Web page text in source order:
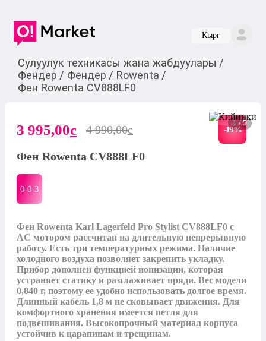
Кырг
Сулуулук техникасы жана жабдуулары /
Фендер / Фендер / Rowenta /
Фен Rowenta CV888LF0
1 / 5
3 995,00c 4 990,00c -19%
Фен Rowenta CV888LF0
0-0-3
Фен Rowenta Karl Lagerfeld Pro Stylist CV888LF0 с
AC мотором рассчитан на длительную непрерывную
работу. Есть три температурных режима. Наличие
холодного воздуха позволяет закрепить укладку.
Прибор дополнен функцией ионизации, которая
устраняет статику и разглаживает пряди. Вес модели
0,840 г, поэтому ее удобно использовать долгое время.
Длинный кабель 1,8 м не сковывает движения. Для
комфортного хранения имеется петля для
подвешивания. Высокопрочный материал корпуса
устойчив к царапинам и трещинам.